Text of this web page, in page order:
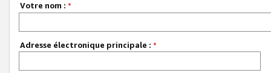
Votre nom : *
Adresse électronique principale : *